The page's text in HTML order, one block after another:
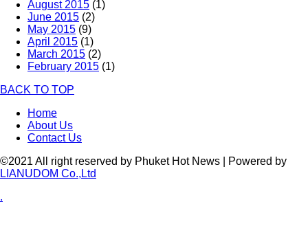
August 2015 (1)
June 2015 (2)
May 2015 (9)
April 2015 (1)
March 2015 (2)
February 2015 (1)
BACK TO TOP
Home
About Us
Contact Us
©2021 All right reserved by Phuket Hot News | Powered by
LIANUDOM Co.,Ltd
.